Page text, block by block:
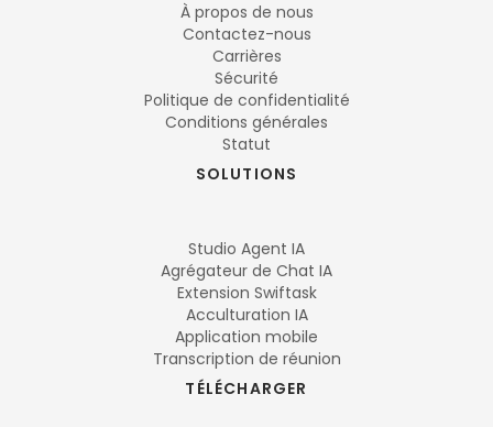
À propos de nous
Contactez-nous
Carrières
Sécurité
Politique de confidentialité
Conditions générales
Statut
SOLUTIONS
Studio Agent IA
Agrégateur de Chat IA
Extension Swiftask
Acculturation IA
Application mobile
Transcription de réunion
TÉLÉCHARGER